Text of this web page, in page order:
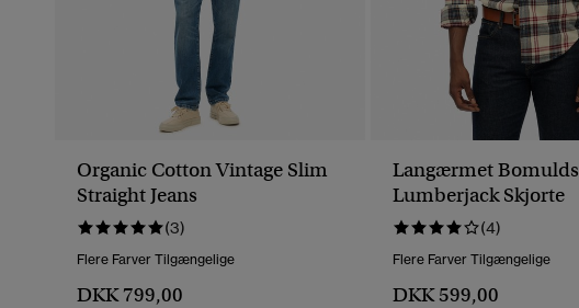
Organic Cotton Vintage Slim
Straight Jeans
(3)
Flere Farver Tilgængelige
DKK 799,00
Langærmet Bomulds
Lumberjack Skjorte
(4)
Flere Farver Tilgængelige
DKK 599,00